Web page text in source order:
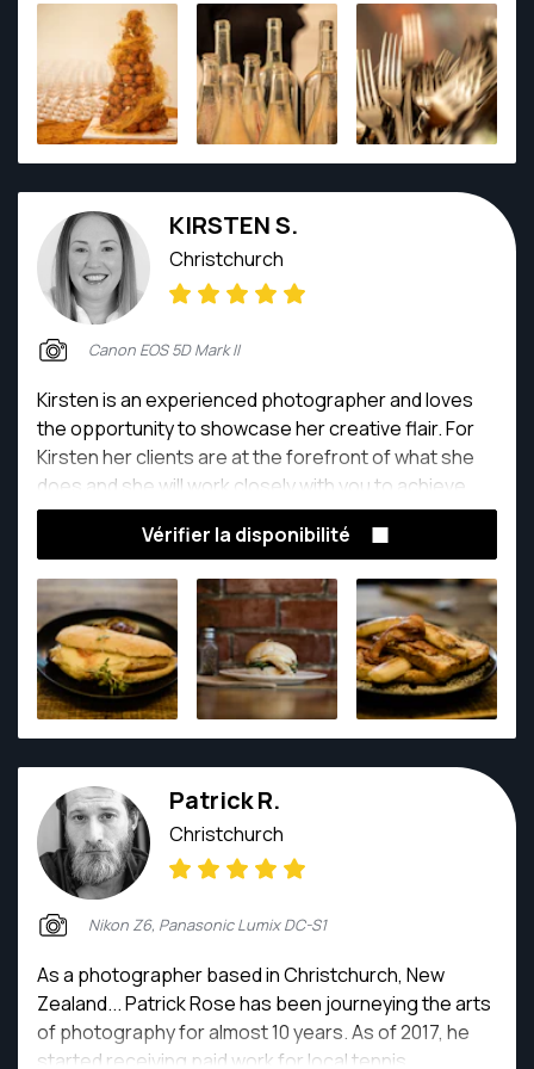
KIRSTEN S.
Christchurch
Canon EOS 5D Mark II
Kirsten is an experienced photographer and loves
the opportunity to showcase her creative flair. For
Kirsten her clients are at the forefront of what she
does and she will work closely with you to achieve
your desired result whilst exceeding expectations.
Vérifier la disponibilité
Patrick R.
Christchurch
Nikon Z6, Panasonic Lumix DC-S1
As a photographer based in Christchurch, New
Zealand... Patrick Rose has been journeying the arts
of photography for almost 10 years. As of 2017, he
started receiving paid work for local tennis